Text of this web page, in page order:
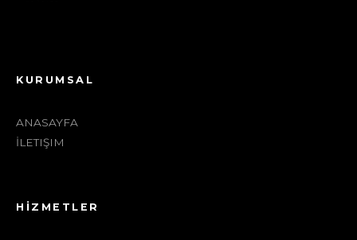
KURUMSAL
ANASAYFA
İLETIŞIM
HİZMETLER